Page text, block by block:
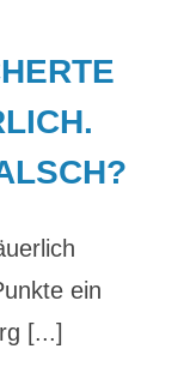
ein
[...]